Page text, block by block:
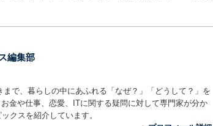
編集部
で、暮らしの中にあふれる「なぜ？」「どうして？」を
金や仕事、恋愛、ITに関する疑問に対して専門家が分か
クスを紹介しています。